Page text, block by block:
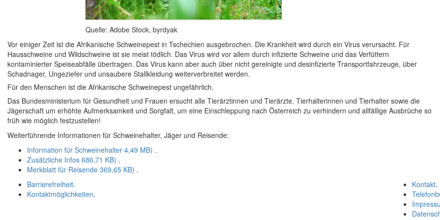
Quelle: Adobe Stock, byrdyak
Vor einiger Zeit ist die Afrikanische Schweinepest in Tschechien ausgebrochen. Die Krankheit wird durch ein Virus verursacht. Für
Hausschweine und Wildschweine ist sie meist tödlich. Das Virus wird vor allem durch infizierte Schweine und das Verfüttern
kontaminierter Speiseabfälle übertragen. Das Virus kann aber auch über nicht gereinigte und desinfizierte Transportfahrzeuge, über
Schadnager, Ungeziefer und unsaubere Stallkleidung weiterverbreitet werden.
Für den Menschen ist die Afrikanische Schweinepest ungefährlich.
Das Bundesministerium für Gesundheit und Frauen ersucht alle Tierärztinnen und Tierärzte, Tierhalterinnen und Tierhalter sowie die
Jägerschaft um erhöhte Aufmerksamkeit und Sorgfalt, um eine Einschleppung nach Österreich zu verhindern und allfällige Ausbrüche so
früh wie möglich festzustellen!
Weiterführende Informationen für Schweinehalter, Jäger und Reisende:
Information für Schweinehalter 4,49 MB) .
Zusätzliche Infos 686,71 KB) .
Merkblatt für Reisende 369,65 KB) .
Kontakt.
Barrierefreiheit.
Kontaktmöglichkeiten.